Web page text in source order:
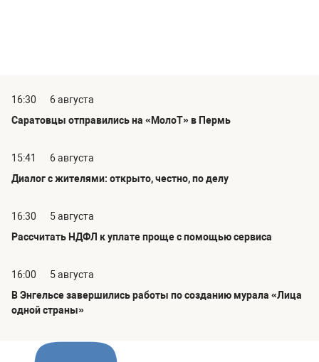
16:30
6 августа
Саратовцы отправились на «МолоТ» в Пермь
15:41
6 августа
Диалог с жителями: открыто, честно, по делу
16:30
5 августа
Рассчитать НДФЛ к уплате проще с помощью сервиса
16:00
5 августа
В Энгельсе завершились работы по созданию мурала «Лица
одной страны»